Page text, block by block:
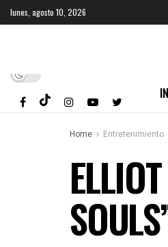
lunes, agosto 10, 2026
Home Entretenimiento